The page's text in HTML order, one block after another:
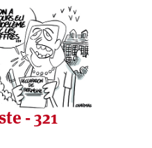
- 321